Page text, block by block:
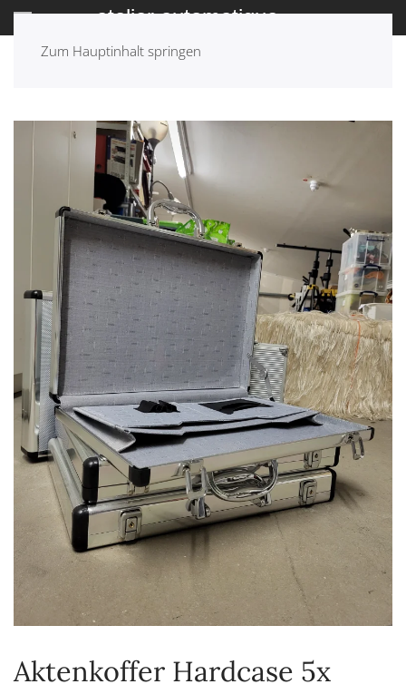
Zum Hauptinhalt springen
Aktenkoffer Hardcase 5x